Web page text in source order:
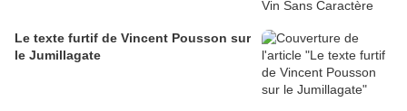
Le texte furtif de Vincent Pousson sur
le Jumillagate